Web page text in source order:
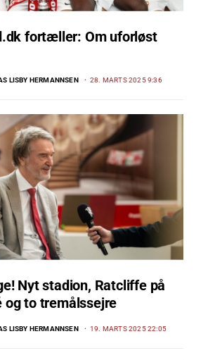
fortæller: Om uforløst
LISBY HERMANNSEN 28. MARTS 2025 9:36
Nyt stadion, Ratcliffe på
og to tremålssejre
LISBY HERMANNSEN 19. MARTS 2025 22:05